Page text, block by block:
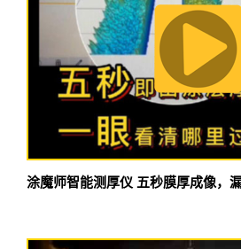
涂魔师智能测厚仪 五秒膜厚成像，